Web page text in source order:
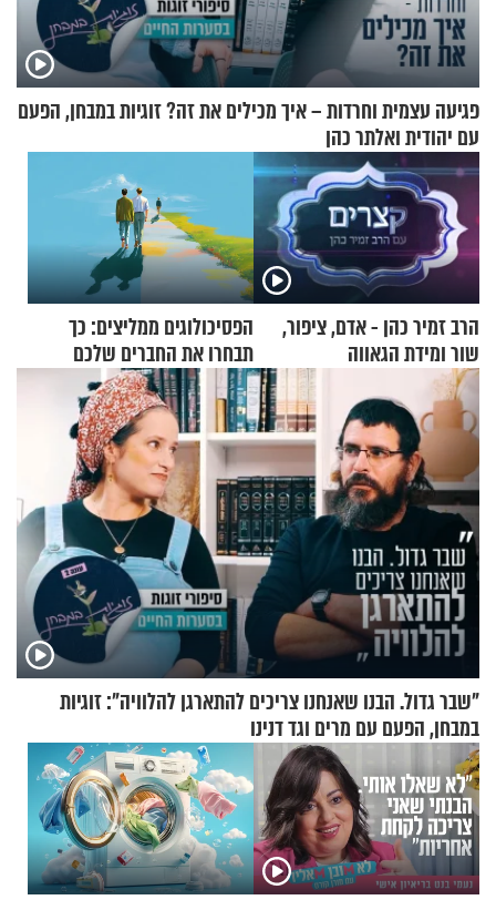
פגיעה עצמית וחרדות – איך מכילים את זה? זוגיות במבחן, הפעם
עם יהודית ואלתר כהן
הרב זמיר כהן - אדם, ציפור,
שור ומידת הגאווה
הפסיכולוגים ממליצים: כך
תבחרו את החברים שלכם
בחיים
"שבר גדול. הבנו שאנחנו צריכים להתארגן להלוויה": זוגיות
במבחן, הפעם עם מרים וגד דנינו